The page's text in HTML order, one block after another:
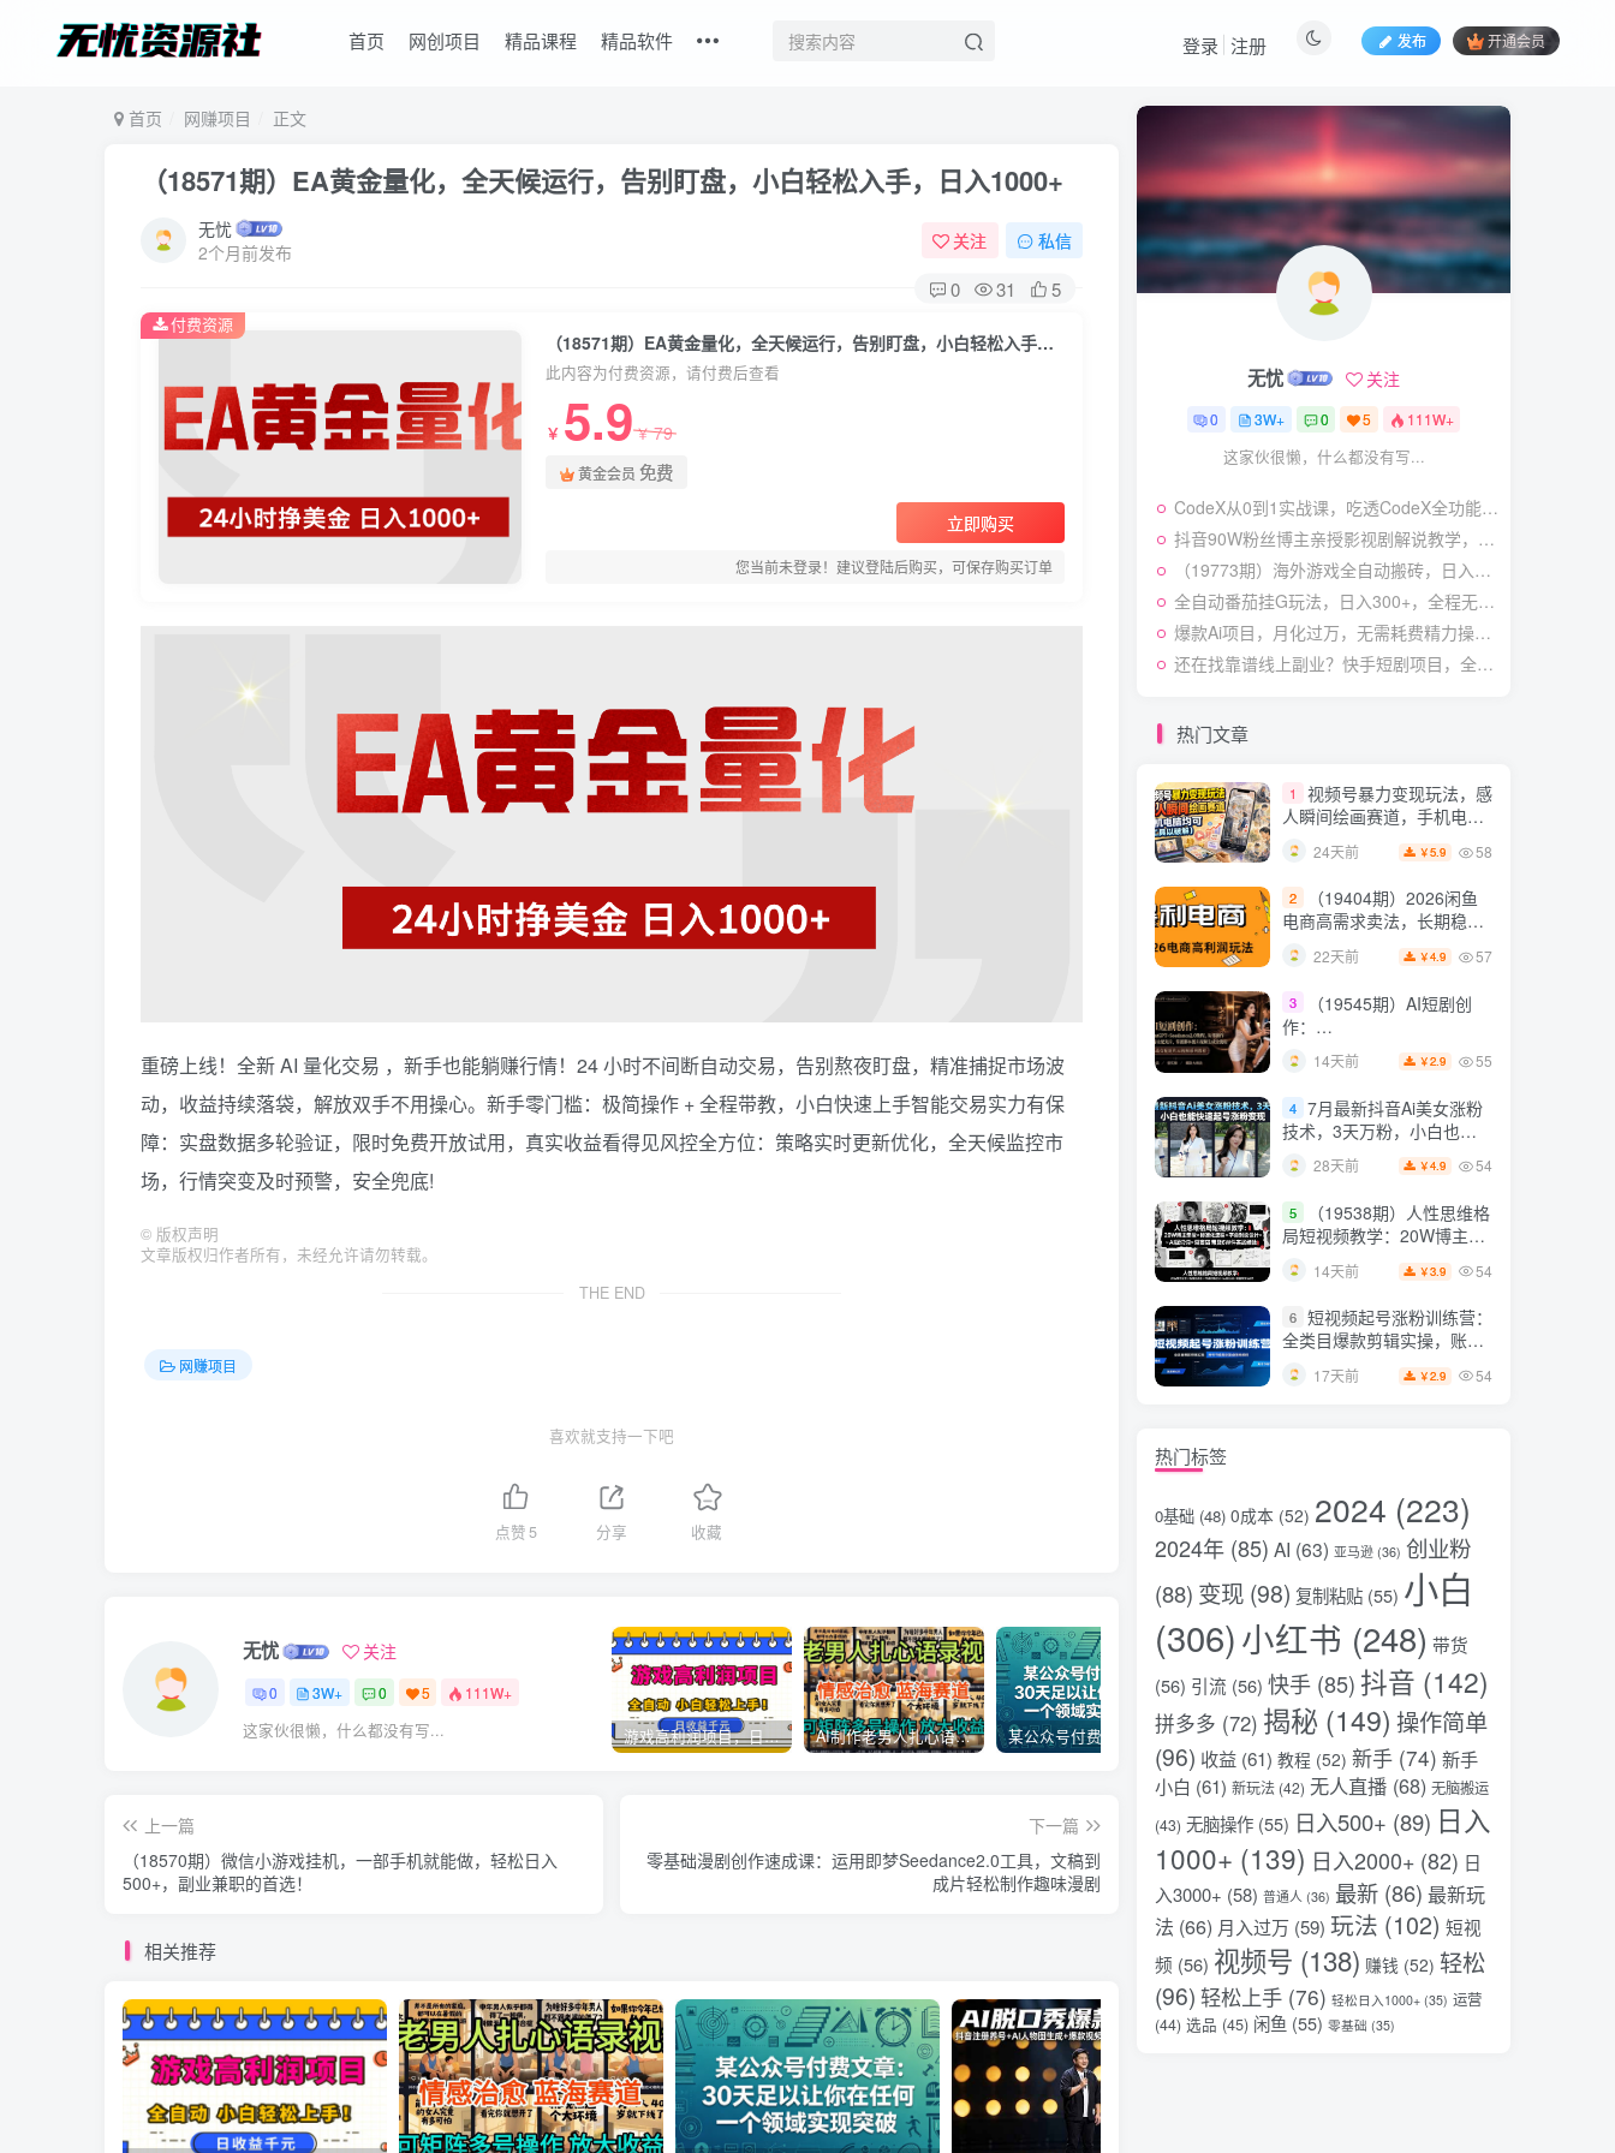
首页 网创项目 精品课程 精品软件 发布 开通会员
登录 注册
首页 网赚项目 正文
（18571期）EA黄金量化，全天候运行，告别盯盘，小白轻松入手，日入1000+
无忧
2个月前发布
关注 私信
0 31 5
（18571期）EA黄金量化，全天候运行，告别盯盘，小白轻松入手，日入1000+
此内容为付费资源，请付费后查看
￥ 5.9￥79
黄金会员 免费
立即购买
您当前未登录！建议登陆后购买，可保存购买订单
付费资源
重磅上线！全新 AI 量化交易 ，新手也能躺赚行情！24 小时不间断自动交易，告别熬夜盯盘，精准捕捉市场波
动，收益持续落袋，解放双手不用操心。新手零门槛：极简操作 + 全程带教，小白快速上手智能交易实力有保
障：实盘数据多轮验证，限时免费开放试用，真实收益看得见风控全方位：策略实时更新优化，全天候监控市
场，行情突变及时预警，安全兜底!
© 版权声明
文章版权归作者所有，未经允许请勿转载。
THE END
网赚项目
喜欢就支持一下吧
点赞 5 分享 收藏
无忧 关注
0 3W+ 0 5 111W+
这家伙很懒，什么都没有写... 游戏高利润项目，日收益1k+，全自动，无需值守，解放双手，小白轻松上手【揭秘】 AI制作老男人扎心语录，5分钟一条，操作简单，流量非常大，保姆级教程 某公众号付费文章：30天足以让你在任何一个领域实现突破 （18012期）AI脱口秀爆款玩法课：抖音注册养号+AI人物图生成+爆款视频制作，零基础快速上手起号
上一篇
（18570期）微信小游戏挂机，一部手机就能做，轻松日入
500+，副业兼职的首选！
下一篇
零基础漫剧创作速成课：运用即梦Seedance2.0工具，文稿到
成片轻松制作趣味漫剧
相关推荐
视频号暴力变现玩法，感
人瞬间绘画赛道，手机电脑
均可
24天前 ￥5.9 58
（19404期）2026闲鱼
电商高需求卖法，长期稳定
3 （19545期）AI短剧创
作：
ChatGPT+Seedance2.0教
程，从零制作恶毒女配短
全流程
14天前
技术，3天万粉，小白也能
快速起号涨粉变现
28天前 ￥4.9 54
5 （19538期）人性思维格
局短视频教学：20W博主亲
授×标准化流程×字幕封面设
计×AI提示词×橱窗带货6W
14天前 ￥3.9
无忧 关注
0 3W+ 0 5 111W+
这家伙很懒，什么都没有写...
CodeX从0到1实战课，吃透CodeX全功能，零基础AI开发实战，从部署到高阶项目一键落地
抖音90W粉丝博主亲授影视剧解说教学，选剧选题+文案模板+AI指令+剪辑配音+封面全流程变现，解锁精选独家收益
（19773期）海外游戏全自动搬砖，日入1000+，全天无人值守，绿色稳定！
全自动番茄挂G玩法，日入300+，全程无需人工，一台电脑即可开展【揭秘】
爆款Ai项目，月化过万，无需耗费精力操作，稳健实现每月增收
还在找靠谱线上副业？快手短剧项目，全程自动发布内容，不用熬夜做视频，轻松日入500+【揭秘】
热门文章
1
视频号暴力变现玩法，感
人瞬间绘画赛道，手机电脑
均可
24天前 ￥5.9 58
2
（19404期）2026闲鱼
电商高需求卖法，长期稳定
可做，一单利润300
22天前 ￥4.9 57
3
（19545期）AI短剧创
作：
ChatGPT+Seedance2.0教
程，从零制作恶毒女配短
全流程
14天前 ￥2.9 55
4 7月最新抖音Ai美女涨粉
技术，3天万粉，小白也能
快速起号涨粉变现
28天前 ￥4.9 54
5
（19538期）人性思维格
局短视频教学：20W博主亲
授×标准化流程×字幕封面设
计×AI提示词×橱窗带货6W
14天前 ￥3.9 54
6 短视频起号涨粉训练营：
全类目爆款剪辑实操，账号
节奏规划复盘落地教程
17天前 ￥2.9 54
热门标签
0基础 (48) 0成本 (52) 2024 (223)
2024年 (85) AI (63) 亚马逊 (36) 创业粉
(88) 变现 (98) 复制粘贴 (55) 小白
(306)小红书 (248) 带货
(56) 引流 (56) 快手 (85) 抖音 (142)
拼多多 (72) 揭秘 (149) 操作简单
(96) 收益 (61) 教程 (52) 新手 (74) 新手
小白 (61) 新玩法 (42) 无人直播 (68) 无脑搬运
(43) 无脑操作 (55) 日入500+ (89) 日入
1000+ (139) 日入2000+ (82) 日
入3000+ (58) 普通人 (36) 最新 (86) 最新玩
法 (66) 月入过万 (59) 玩法 (102) 短视
频 (56) 视频号 (138) 赚钱 (52) 轻松
(96) 轻松上手 (76) 轻松日入1000+ (35) 运营
(44) 选品 (45) 闲鱼 (55) 零基础 (35)